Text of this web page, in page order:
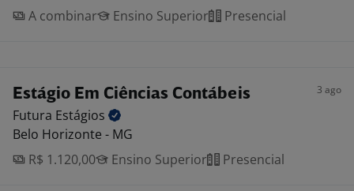
A combinar
Ensino Superior Presencial
Estágio Em Ciências Contábeis 3 ago
Futura Estágios
Belo Horizonte - MG
R$ 1.120,00
Ensino Superior Presencial